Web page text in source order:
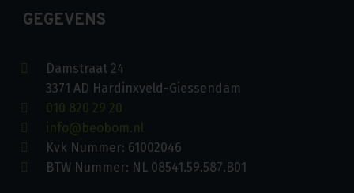
GEGEVENS
Damstraat 24
3371 AD Hardinxveld-Giessendam
010 820 29 20
info@beobom.nl
Kvk Nummer: 61002046
BTW Nummer: NL 08541.59.587.B01